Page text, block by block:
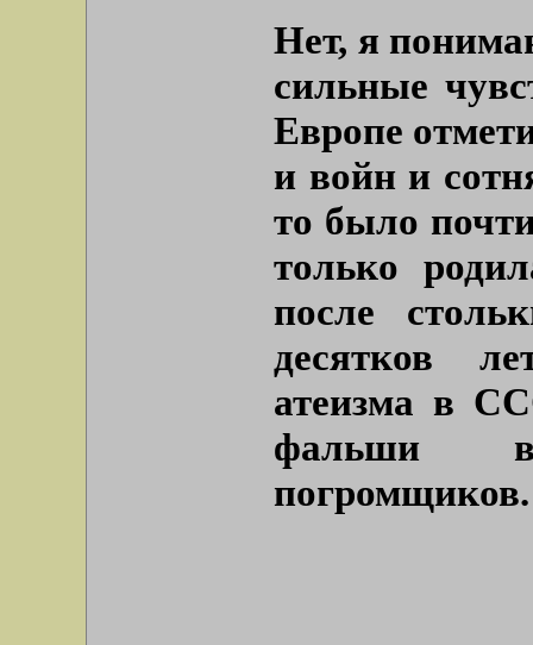
Нет, я
сильные
Европе
и войн и
то было
только
после
десятков
атеизма в
фальши в
погромщиков.